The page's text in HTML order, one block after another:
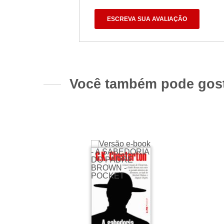
ESCREVA SUA AVALIAÇÃO
Você também pode